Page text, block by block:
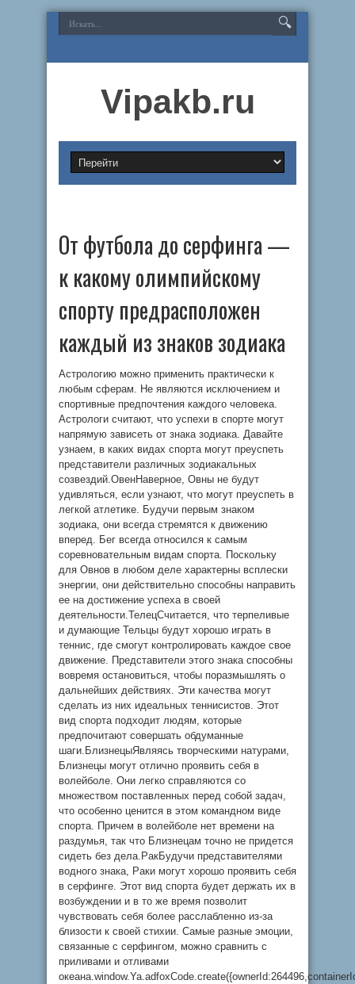
Vipakb.ru
От футбола до серфинга —
к какому олимпийскому
спорту предрасположен
каждый из знаков зодиака
Астрологию можно применить практически к
любым сферам. Не являются исключением и
спортивные предпочтения каждого человека.
Астрологи считают, что успехи в спорте могут
напрямую зависеть от знака зодиака. Давайте
узнаем, в каких видах спорта могут преуспеть
представители различных зодиакальных
созвездий.ОвенНаверное, Овны не будут
удивляться, если узнают, что могут преуспеть в
легкой атлетике. Будучи первым знаком
зодиака, они всегда стремятся к движению
вперед. Бег всегда относился к самым
соревновательным видам спорта. Поскольку
для Овнов в любом деле характерны всплески
энергии, они действительно способны направить
ее на достижение успеха в своей
деятельности.ТелецСчитается, что терпеливые
и думающие Тельцы будут хорошо играть в
теннис, где смогут контролировать каждое свое
движение. Представители этого знака способны
вовремя остановиться, чтобы поразмышлять о
дальнейших действиях. Эти качества могут
сделать из них идеальных теннисистов. Этот
вид спорта подходит людям, которые
предпочитают совершать обдуманные
шаги.БлизнецыЯвляясь творческими натурами,
Близнецы могут отлично проявить себя в
волейболе. Они легко справляются со
множеством поставленных перед собой задач,
что особенно ценится в этом командном виде
спорта. Причем в волейболе нет времени на
раздумья, так что Близнецам точно не придется
сидеть без дела.РакБудучи представителями
водного знака, Раки могут хорошо проявить себя
в серфинге. Этот вид спорта будет держать их в
возбуждении и в то же время позволит
чувствовать себя более расслабленно из-за
близости к своей стихии. Самые разные эмоции,
связанные с серфингом, можно сравнить с
приливами и отливами